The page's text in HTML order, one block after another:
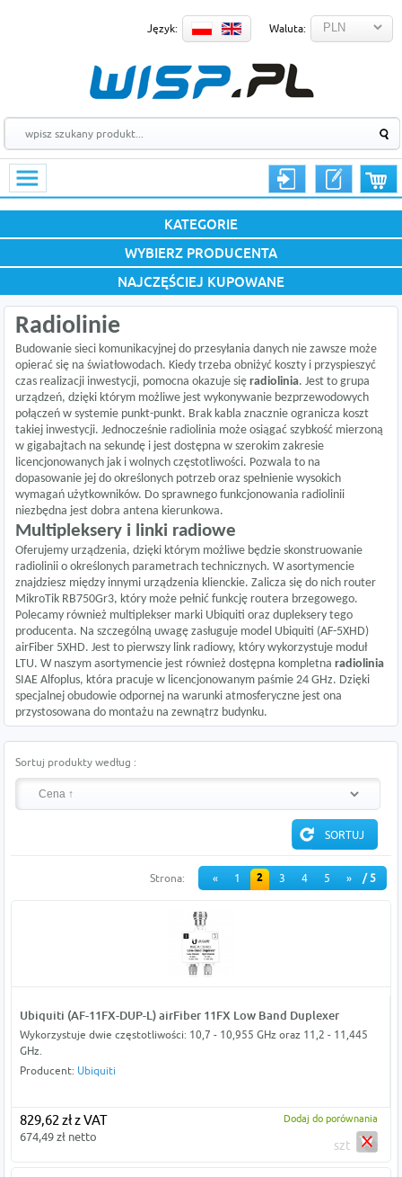
Język: Waluta:
KATEGORIE
WYBIERZ PRODUCENTA
NAJCZĘŚCIEJ KUPOWANE
Radiolinie
Budowanie sieci komunikacyjnej do przesyłania danych nie zawsze może
opierać się na światłowodach. Kiedy trzeba obniżyć koszty i przyspieszyć
czas realizacji inwestycji, pomocna okazuje sięradiolinia. Jest to grupa
urządzeń, dzięki którym możliwe jest wykonywanie bezprzewodowych
połączeń w systemie punkt-punkt. Brak kabla znacznie ogranicza koszt
takiej inwestycji. Jednocześnie radiolinia może osiągać szybkość mierzoną
w gigabajtach na sekundę i jest dostępna w szerokim zakresie
licencjonowanych jak i wolnych częstotliwości. Pozwala to na
dopasowanie jej do określonych potrzeb oraz spełnienie wysokich
wymagań użytkowników. Do sprawnego funkcjonowania radiolinii
niezbędna jest dobra antena kierunkowa.
Multipleksery i linki radiowe
Oferujemy urządzenia, dzięki którym możliwe będzie skonstruowanie
radiolinii o określonych parametrach technicznych. W asortymencie
znajdziesz między innymi urządzenia klienckie. Zalicza się do nich router
MikroTik RB750Gr3, który może pełnić funkcję routera brzegowego.
Polecamy również multiplekser marki Ubiquiti oraz dupleksery tego
producenta. Na szczególną uwagę zasługuje model Ubiquiti (AF-5XHD)
airFiber 5XHD. Jest to pierwszy link radiowy, który wykorzystuje moduł
LTU. W naszym asortymencie jest również dostępna kompletnaradiolinia
SIAE Alfoplus, która pracuje w licencjonowanym paśmie 24 GHz. Dzięki
specjalnej obudowie odpornej na warunki atmosferyczne jest ona
przystosowana do montażu na zewnątrz budynku.
Sortuj produkty według :
Strona: « 1 2 3 4 5 » / 5
Ubiquiti (AF-11FX-DUP-L) airFiber 11FX Low Band Duplexer
Wykorzystuje dwie częstotliwości: 10,7 - 10,955 GHz oraz 11,2 - 11,445
GHz.
Producent: Ubiquiti
829,62 zł z VAT
674,49 zł netto
Dodaj do porównania
szt